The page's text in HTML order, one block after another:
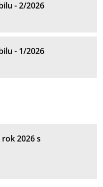
- 2/2026
- 1/2026
2026 s